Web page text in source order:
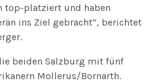
top-platziert und haben
ins Ziel gebracht“, berichtet
beiden Salzburg mit fünf
Mollerus/Bornarth.